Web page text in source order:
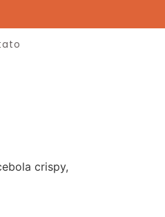
crispy,